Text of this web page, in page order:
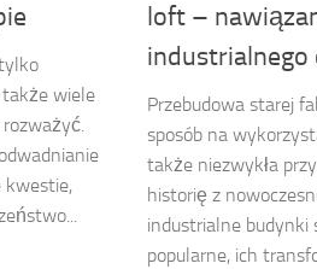
wiele
kwestie,
loft –
industrialnego
Przebudowa starej
sposób na
także niezwykła
historię z
industrialne budynki
popularne, ich